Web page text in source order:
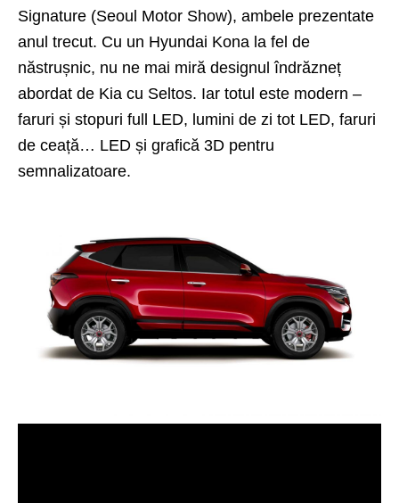
Signature (Seoul Motor Show), ambele prezentate
anul trecut. Cu un Hyundai Kona la fel de
năstrușnic, nu ne mai miră designul îndrăzneț
abordat de Kia cu Seltos. Iar totul este modern –
faruri și stopuri full LED, lumini de zi tot LED, faruri
de ceață… LED și grafică 3D pentru
semnalizatoare.